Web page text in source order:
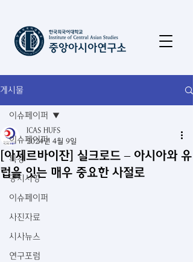
게시물
이슈페이퍼
특강
공지사항
이슈페이퍼
사진자료
시사뉴스
연구포럼
이슈페이퍼
[아제르바이잔] 실크로드 – 아시아와 유
럽을 잇는 매우 중요한 사절로
ICAS HUFS
2024년 4월 9일